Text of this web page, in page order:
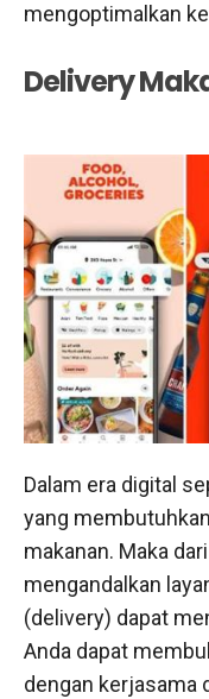
mengoptimalkan
Delivery
Dalam era digital
yang
makanan. Maka
mengandalkan
(delivery) dapat
Anda dapat
dengan kerjasama